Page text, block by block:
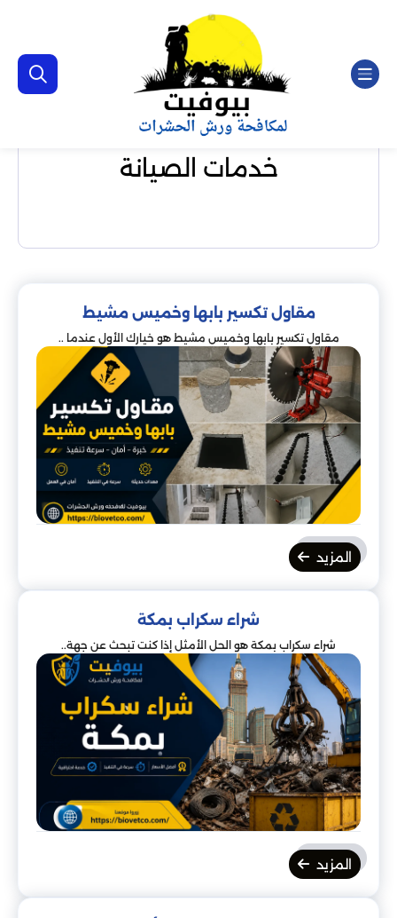
خدمات الصيانة
مقاول تكسير بابها وخميس مشيط
مقاول تكسير بابها وخميس مشيط هو خيارك الأول عندما ..
المزيد
شراء سكراب بمكة
شراء سكراب بمكة هو الحل الأمثل إذا كنت تبحث عن جهة..
المزيد